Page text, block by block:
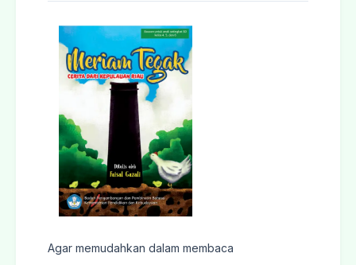
Agar memudahkan dalam membaca